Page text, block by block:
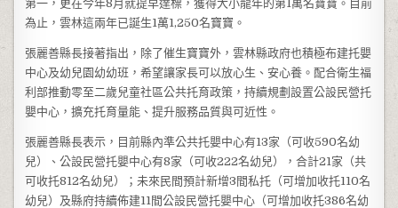
第一，更在今年8月就提早達標，獲得大小龍年的第1萬名寶寶。目前
為止，雲林這兩年已誕生1萬1,250名寶寶。
張麗善縣長接著指出，除了催生寶寶外，雲林縣政府也積極布建托嬰
中心及幼兒園幼幼班，希望讓家長可以放心生、安心養。配合衛生福
利部推動零至二歲兒童社區公共托育政策，持續規劃設置公設民營托
嬰中心，擴充托育量能、提升服務品質與可近性。
張麗善縣長表示，目前縣內準公共托嬰中心有13家（可收590名幼
兒）、公設民營托嬰中心有8家（可收222名幼兒），合計21家（共
可收托812名幼兒）；未來民間預計新增3間私托（可增加收托110名
幼兒）及縣府持續佈建11間公設民營托嬰中心（可增加收托386名幼